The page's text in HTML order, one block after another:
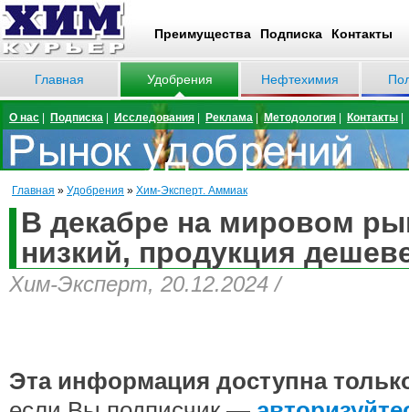
Преимущества Подписка Контакты
Главная Удобрения Нефтехимия
О нас Подписка Исследования Реклама Методология Контакты
Главная » Удобрения » Хим-Эксперт. Аммиак
В декабре на мировом
низкий, продукция
Хим-Эксперт, 20.12.2024 /
Эта информация доступна